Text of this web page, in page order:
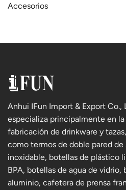
Accesorios
Anhui IFun Import & Export Co.,
especializa principalmente en la
fabricación de drinkware y
como termos de doble pared de
inoxidable, botellas de plástico
BPA, botellas de agua de vidrio,
aluminio, cafetera de prensa